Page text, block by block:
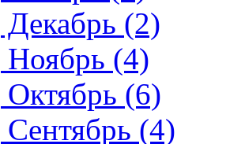
(2)
Ноябрь (4)
(6)
(4)